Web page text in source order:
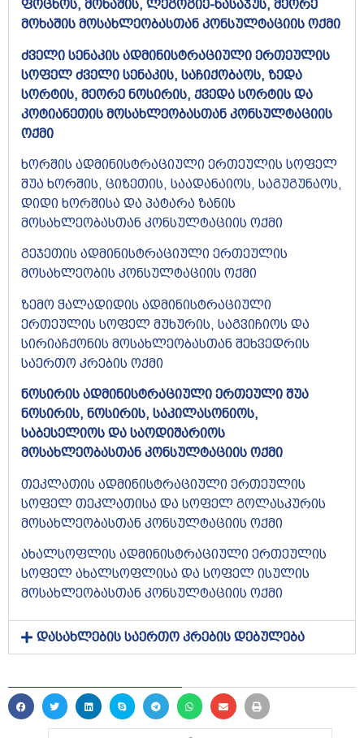
ფოცხოს, მოხაშის, ლეგოგიე-ნასაჯუს, მეორე
მოხაშის მოსახლეობასთან კონსულტაციის ოქმი
ძველი სენაკის ადმინისტრაციული ერთეულის
სოფელ ძველი სენაკის, საჩიქობაოს, ზედა
სორტის, მეორე ნოსირის, ქვედა სორტის და
კოტიანეთის მოსახლეობასთან კონსულტაციის
ოქმი
ხორშის ადმინისტრაციული ერთეულის სოფელ
შუა ხორშის, ციზეთის, საადანაიოს, საგუგუნაოს,
დიდი ხორშისა და პატარა ზანის
მოსახლეობასთან კონსულტაციის ოქმი
გეჯეთის ადმინისტრაციული ერთეულის
მოსახლეობის კონსულტაციის ოქმი
ზემო ჭალადიდის ადმინისტრაციული
ერთეულის სოფელ მუხურის, საგვიჩიოს და
სირიაჩქონის მოსახლეობასთან შეხვედრის
საერთო კრების ოქმი
ნოსირის ადმინისტრაციული ერთეული შუა
ნოსირის, ნოსირის, საკილასონიოს,
საბესელიოს და საოდიშარიოს
მოსახლეობასთან კონსულტაციის ოქმი
თეკლათის ადმინისტრაციული ერთეულის
სოფელ თეკლათისა და სოფელ გოლასკურის
მოსახლეობასთან კონსულტაციის ოქმი
ახალსოფლის ადმინისტრაციული ერთეულის
სოფელ ახალსოფლისა და სოფელ ისულის
მოსახლეობასთან კონსულტაციის ოქმი
დასახლების საერთო კრების დებულება